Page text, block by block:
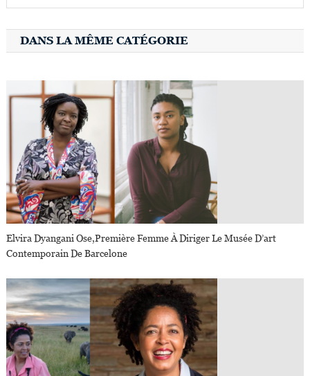
DANS LA MÊME CATÉGORIE
Elvira Dyangani Ose,première Femme À Diriger Le Musée D’art
Contemporain De Barcelone